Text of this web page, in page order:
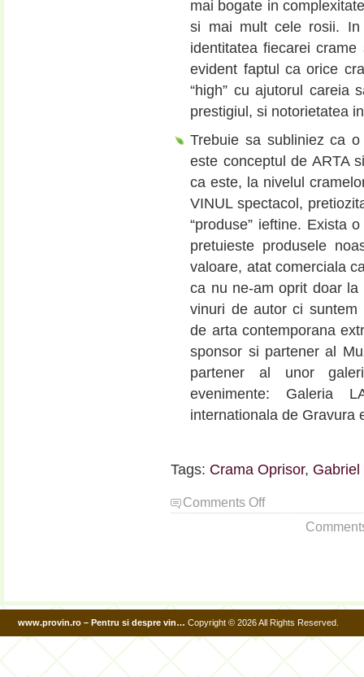
mai bogate in
si mai mult cele rosii. In
identitatea fiecarei
evident faptul ca orice
“high” cu ajutorul careia
prestigiul, si notorietatea
Trebuie sa subliniez ca
este conceptul de ARTA
ca este, la nivelul
VINUL spectacol,
“produse” ieftine. Exista
pretuieste produsele
valoare, atat comerciala
ca nu ne-am oprit doar
vinuri de autor ci suntem
de arta contemporana
sponsor si partener al
partener al unor
evenimente: Galeria
internationala de Gravura
Tags: Crama Oprisor,
Comments Offon
Despre
cu
Gabriel
www.provin.ro – Pentru si despre vin… Copyright © 2026 All Rights Reserved.